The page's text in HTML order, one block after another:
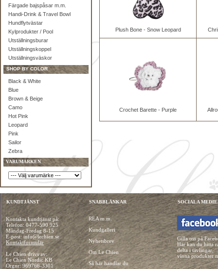
Färgade bajspåsar m.m.
Handi-Drink & Travel Bowl
Hundflytvästar
Kylprodukter / Pool
Utställningsburar
Utställningskoppel
Utställningsväskor
SHOP BY COLOR
Black & White
Blue
Brown & Beige
Camo
Hot Pink
Leopard
Pink
Sailor
Zebra
VARUMÄRKEN
Plush Bone - Snow Leopard
Crochet Barette - Purple
KUNDTJÄNST
Kontakta kundtjänst på:
Telefon:0477-590 925
Måndag-Fredag 8-15
E-post: info@lechien.se
Kontaktformulär
Le Chien drivs av:
Le Chien Nordic KB
Orgnr: 969766-3301
SNABBLÄNKAR
REA m.m.
Kundgalleri
Nyhetsbrev
Om Le Chien
Så här handlar du
SOCIALA
Gilla oss på
Här kan du hitta
delta i tävlingar,
vinna produkter